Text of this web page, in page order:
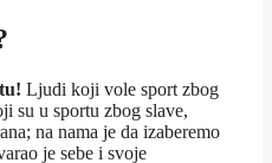
Ljudi koji vole sport zbog
su u sportu zbog slave,
na nama je da izaberemo
je sebe i svoje